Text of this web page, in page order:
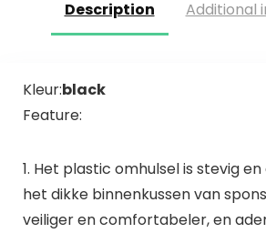
Description Additional
Kleur:black
Feature:
1. Het plastic omhulsel is stevig
het dikke binnenkussen van
veiliger en comfortabeler, en